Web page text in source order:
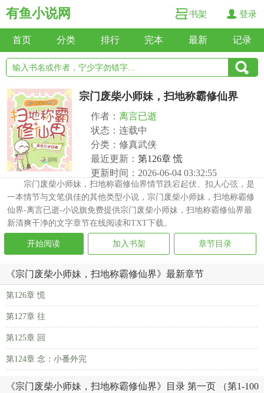
有鱼小说网 书架 登录
首页 分类 排行 完本 最新 记录
宗门废柴小师妹，扫地称霸修仙界
作者： 离言已逝
状态：连载中
分类：修真武侠
最近更新： 第126章 慌
更新时间：2026-06-04 03:32:55
宗门废柴小师妹，扫地称霸修仙界情节跌宕起伏、扣人心弦，是
一本情节与文笔俱佳的其他类型小说，宗门废柴小师妹，扫地称霸修
仙界-离言已逝-小说旗免费提供宗门废柴小师妹，扫地称霸修仙界最
新清爽干净的文字章节在线阅读和TXT下载。
开始阅读 加入书架 章节目录
《宗门废柴小师妹，扫地称霸修仙界》最新章节
第126章 慌
第127章 往
第125章 回
第124章 念：小番外完
《宗门废柴小师妹，扫地称霸修仙界》目录 第一页 （第1-100